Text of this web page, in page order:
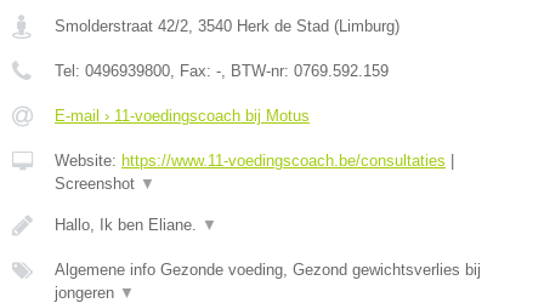
Smolderstraat 42/2, 3540 Herk de Stad (Limburg)
Tel: 0496939800, Fax: -, BTW-nr: 0769.592.159
E-mail › 11-voedingscoach bij Motus
Website: https://www.11-voedingscoach.be/consultaties
Screenshot ▼
Hallo, Ik ben Eliane. ▼
Algemene info Gezonde voeding, Gezond gewichtsverlies bij
jongeren ▼